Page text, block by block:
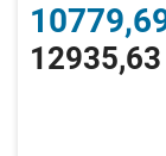
12935,63